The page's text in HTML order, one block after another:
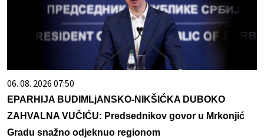
06. 08. 2026 07:50
EPARHIJA BUDIMLjANSKO-NIKŠIĆKA DUBOKO
ZAHVALNA VUČIĆU: Predsednikov govor u Mrkonjić
Gradu snažno odjeknuo regionom